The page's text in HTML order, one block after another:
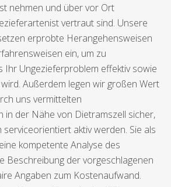
nehmen und über vor Ort
vertraut sind. Unsere
erprobte Herangehensweisen
ein, um zu
Ihr Ungezieferproblem effektiv sowie
Außerdem legen wir großen Wert
uns vermittelten
in der Nähe von Dietramszell sicher,
aktiv werden. Sie als
kompetente Analyse des
Beschreibung der vorgeschlagenen
Angaben zum Kostenaufwand.